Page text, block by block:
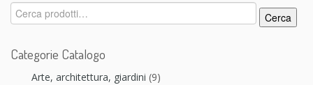
Cerca:
Cerca
Categorie Catalogo
Arte, architettura, giardini (9)